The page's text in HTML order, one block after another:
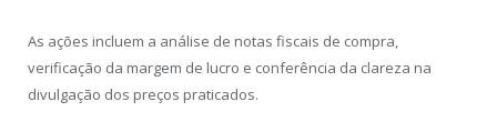
As ações incluem a análise de notas fiscais de compra,
verificação da margem de lucro e conferência da clareza na
divulgação dos preços praticados.